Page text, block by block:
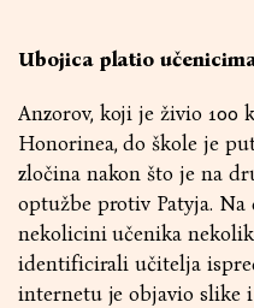
Ubojica platio
Anzorov, koji je živio 100
Honorinea, do škole je
zločina nakon što je na
optužbe protiv Patyja. Na
nekolicini učenika
identificirali učitelja
internetu je objavio slike